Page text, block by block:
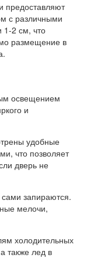
предоставляют
с различными
1-2 см, что
размещение в
освещением
и
удобные
что позволяет
дверь не
запираются.
мелочи,
холодительных
также лед в